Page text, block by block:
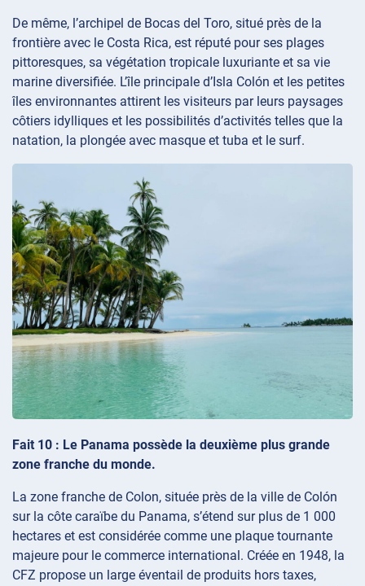
De même, l’archipel de Bocas del Toro, situé près de la
frontière avec le Costa Rica, est réputé pour ses plages
pittoresques, sa végétation tropicale luxuriante et sa vie
marine diversifiée. L’île principale d’Isla Colón et les petites
îles environnantes attirent les visiteurs par leurs paysages
côtiers idylliques et les possibilités d’activités telles que la
natation, la plongée avec masque et tuba et le surf.
Fait 10 : Le Panama possède la deuxième plus grande
zone franche du monde.
La zone franche de Colon, située près de la ville de Colón
sur la côte caraïbe du Panama, s’étend sur plus de 1 000
hectares et est considérée comme une plaque tournante
majeure pour le commerce international. Créée en 1948, la
CFZ propose un large éventail de produits hors taxes,